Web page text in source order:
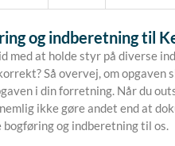
og indberetning til
med at holde styr på diverse
Så overvej, om opgaven
i din forretning. Når du
ikke gøre andet end at
og indberetning til os.